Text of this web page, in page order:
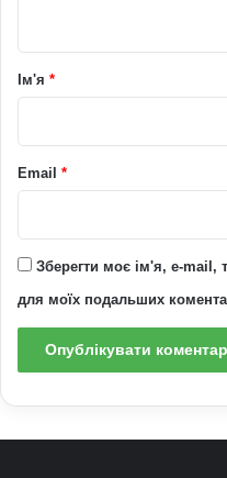
рІм'я *
Email *
Зберегти моє ім'я, e-mail,
для моїх подальших